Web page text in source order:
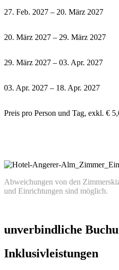
27. Feb. 2027 – 20. März 2027
20. März 2027 – 29. März 2027
29. März 2027 – 03. Apr. 2027
03. Apr. 2027 – 18. Apr. 2027
Preis pro Person und Tag, exkl. €
Abweichungen von den
und Einrichtungen sind möglich.
unverbindliche
Inklusivleistungen